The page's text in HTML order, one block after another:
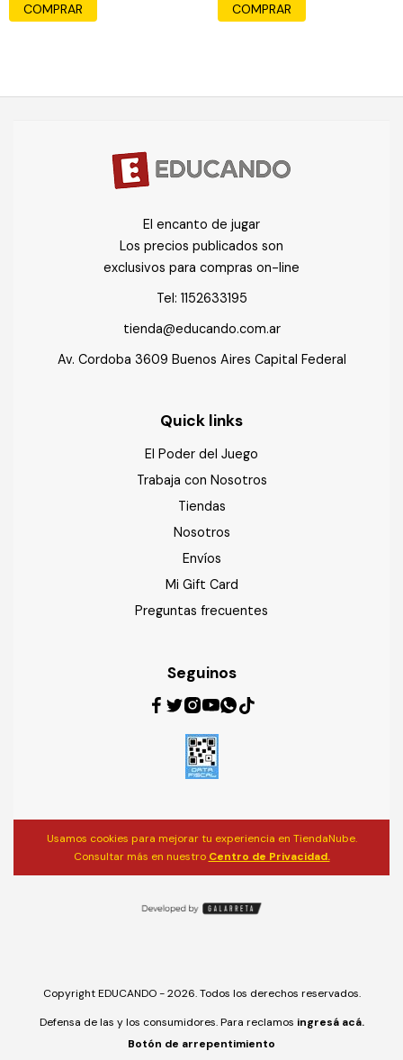
COMPRAR COMPRAR
El encanto de jugar
Los precios publicados son
exclusivos para compras on-line
Tel: 1152633195
tienda@educando.com.ar
Av. Cordoba 3609 Buenos Aires Capital Federal
Quick links
El Poder del Juego
Trabaja con Nosotros
Tiendas
Nosotros
Envíos
Mi Gift Card
Preguntas frecuentes
Seguinos
Usamos cookies para mejorar tu experiencia en TiendaNube.
Consultar más en nuestro Centro de Privacidad.
Copyright EDUCANDO - 2026. Todos los derechos reservados.
Defensa de las y los consumidores. Para reclamos ingresá acá.
Botón de arrepentimiento